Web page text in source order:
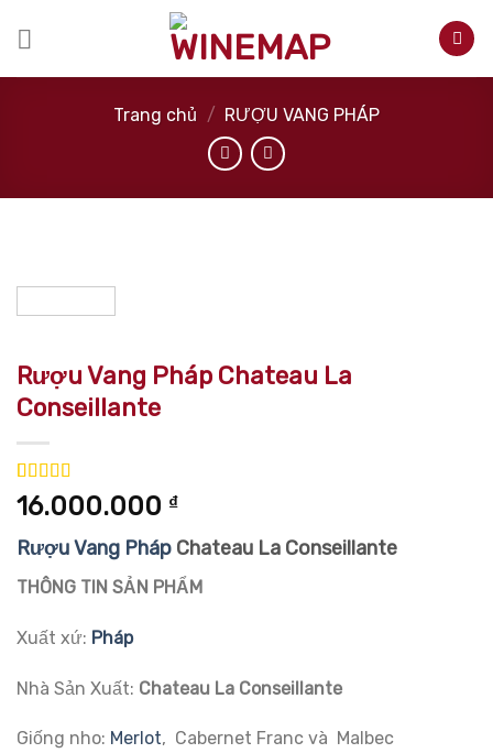
Trang chủ / RƯỢU VANG PHÁP
Rượu Vang Pháp Chateau La
Conseillante
5.00
trên 5
dựa trên
1
16.000.000 ₫
Rượu Vang Pháp Chateau La Conseillante
THÔNG TIN SẢN PHẨM
Xuất xứ: Pháp
Nhà Sản Xuất: Chateau La Conseillante
Giống nho: Merlot, Cabernet Franc và Malbec